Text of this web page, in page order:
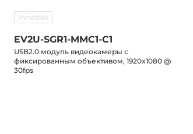
Innodisk
EV2U-SGR1-MMC1-C1
USB2.0 модуль видеокамеры с
фиксированным объективом, 1920x1080 @
30fps